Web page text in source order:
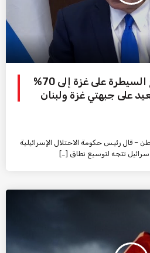
نتنياهو يلوّح بتوسيع السيطرة على غزة إلى 70%
على جبهتي غزة ولبنان
– قال رئيس حكومة الاحتلال الإسرائيلية
إسرائيل تتجه لتوسيع نطاق […]